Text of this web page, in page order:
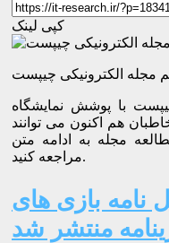
کپی لینک
مجله الکترونیکی چیپست
با پوشش نمایشگاه
شد و مخاطبان هم اکنون می توانند
مجله به ادامه متن
مراجعه کنید.
نامه بازی های
منتشر شد